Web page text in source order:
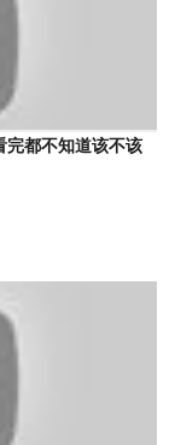
完都不知道该不该